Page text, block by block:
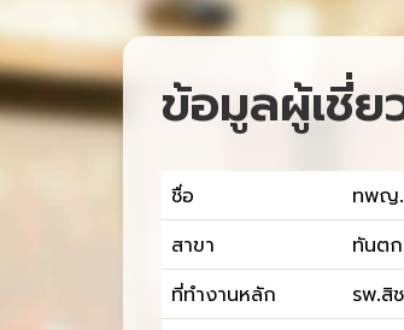
ข้อมูลผู้เชี่
ชื่อ ทพญ.
สาขา ทันต
ที่ทำงานหลัก รพ.สิ